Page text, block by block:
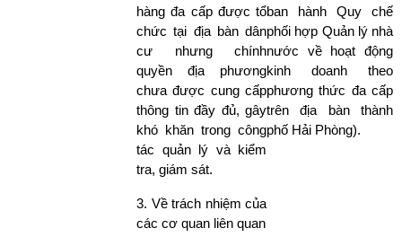
hàng đa cấp được tổ
chức tại địa bàn dân
cư nhưng chính
quyền địa phương
chưa được cung cấp
thông tin đầy đủ, gây
khó khăn trong công
tác quản lý và kiểm
tra, giám sát.
3. Về trách nhiệm của
các cơ quan liên quan
ban hành Quy chế
phối hợp Quản lý nhà
nước về hoạt động
kinh doanh theo
phương thức đa cấp
trên địa bàn thành
phố Hải Phòng).